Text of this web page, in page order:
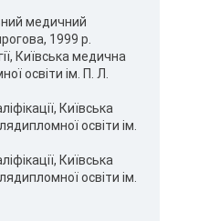
медичний
1999 р.
Київська медична
освіти ім. П. Л.
Київська
освіти ім.
Київська
освіти ім.